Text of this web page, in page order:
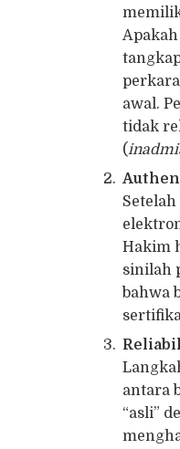
awal.
tidak
(
Hakim
sinilah
bahwa
antara
“asli”